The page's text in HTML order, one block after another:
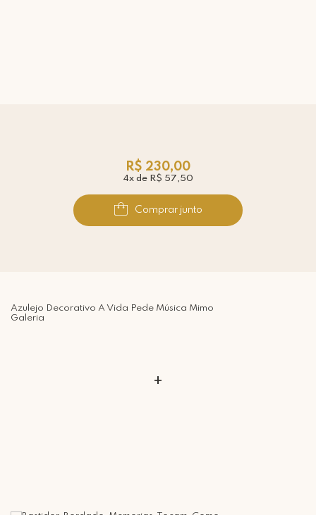
R$ 230,00
4x de R$ 57,50
Comprar junto
Azulejo Decorativo A Vida Pede Música Mimo
Galeria
+